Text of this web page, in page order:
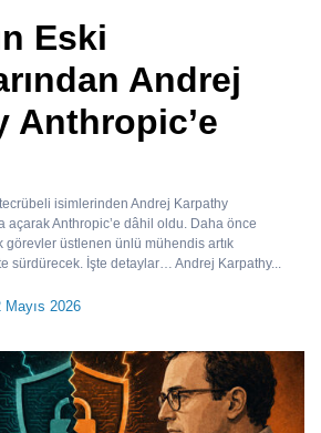
Eski
Andrej
Anthropic’e
isimlerinden Andrej Karpathy
açarak Anthropic’e dâhil oldu. Daha önce
görevler üstlenen ünlü mühendis artık
sürdürecek. İşte detaylar… Andrej Karpathy...
2026